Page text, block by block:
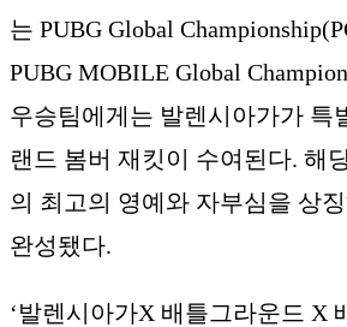
는 PUBG Global
PUBG MOBILE Global
우승팀에게는 발렌시아가가 특
랜드 봄버 재킷이 수여된다. 해
의 최고의 영예와 자부심을 상
완성됐다.
‘발렌시아가X 배틀그라운드 X